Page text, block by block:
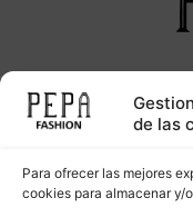
de las
Para ofrecer las mejores
cookies para almacenar y/